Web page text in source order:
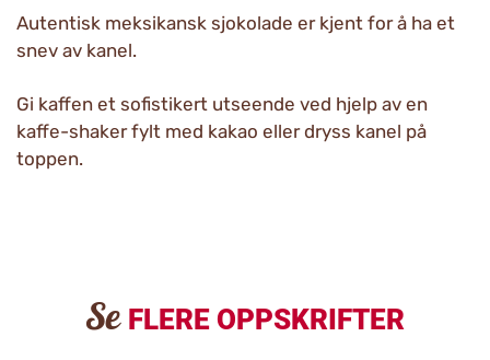
Autentisk meksikansk sjokolade er kjent for å ha et
snev av kanel.
Gi kaffen et sofistikert utseende ved hjelp av en
kaffe-shaker fylt med kakao eller dryss kanel på
toppen.
Se FLERE OPPSKRIFTER